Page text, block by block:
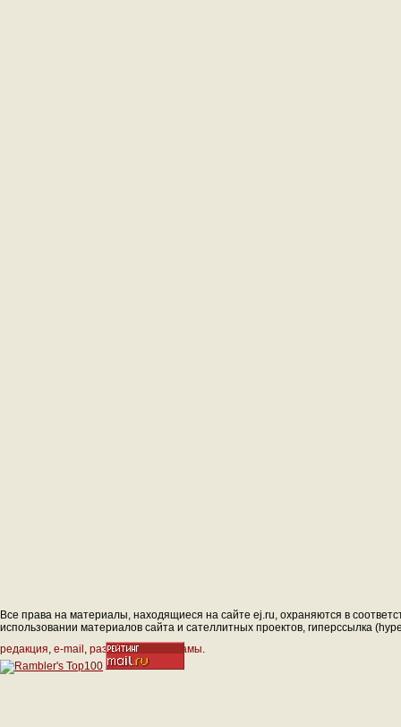
Все права на материалы, находящиеся на сайте ej.ru, охраняются в
использовании материалов сайта и сателлитных проектов, гиперссылка
редакция, e-mail , размещение рекламы.